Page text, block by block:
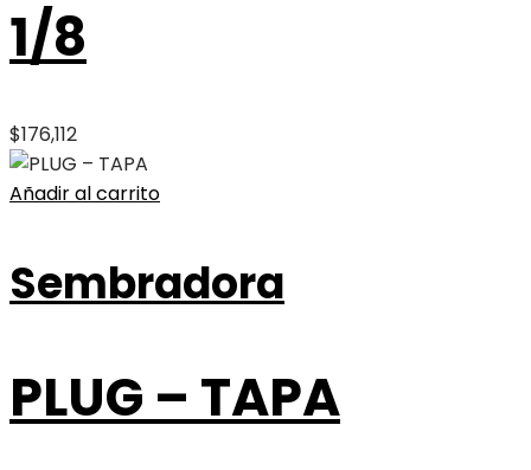
1/8
$176,112
Añadir al carrito
Sembradora
PLUG – TAPA